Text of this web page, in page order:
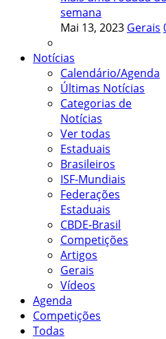
semana
Mai 13, 2023 Gerais
Notícias
Calendário/Agenda
Últimas Notícias
Categorias de
Notícias
Ver todas
Estaduais
Brasileiros
ISF-Mundiais
Federações
Estaduais
CBDE-Brasil
Competições
Artigos
Gerais
Vídeos
Agenda
Competições
Todas